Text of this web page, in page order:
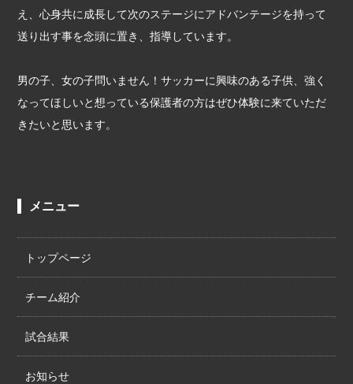
え、心身共に成長して次のステージにアドバンテージを持って
送り出す事を念頭に置き、指導しています。
男の子、女の子問いません！サッカーに興味のある子供、強く
なってほしいと想っている保護者の方はぜひ体験に来ていただ
きたいと思います。
メニュー
トップページ
チーム紹介
試合結果
お知らせ